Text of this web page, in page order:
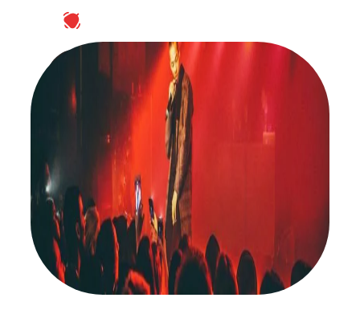
ABONNEZ-VOUS À NOTRE NEWSLETTER